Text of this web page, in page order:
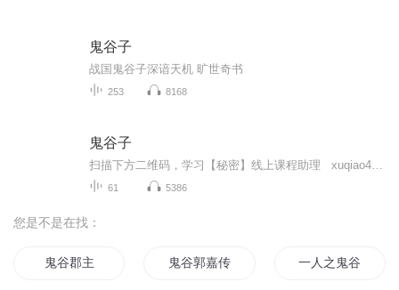
鬼谷子
战国鬼谷子深谙天机 旷世奇书
253 8168
鬼谷子
61 5386
您是不是在找：
鬼谷郡主 鬼谷郭嘉传 一人之鬼谷传人